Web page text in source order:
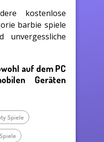
kostenlose
barbie spiele
auf dem PC
Geräten
Spiele